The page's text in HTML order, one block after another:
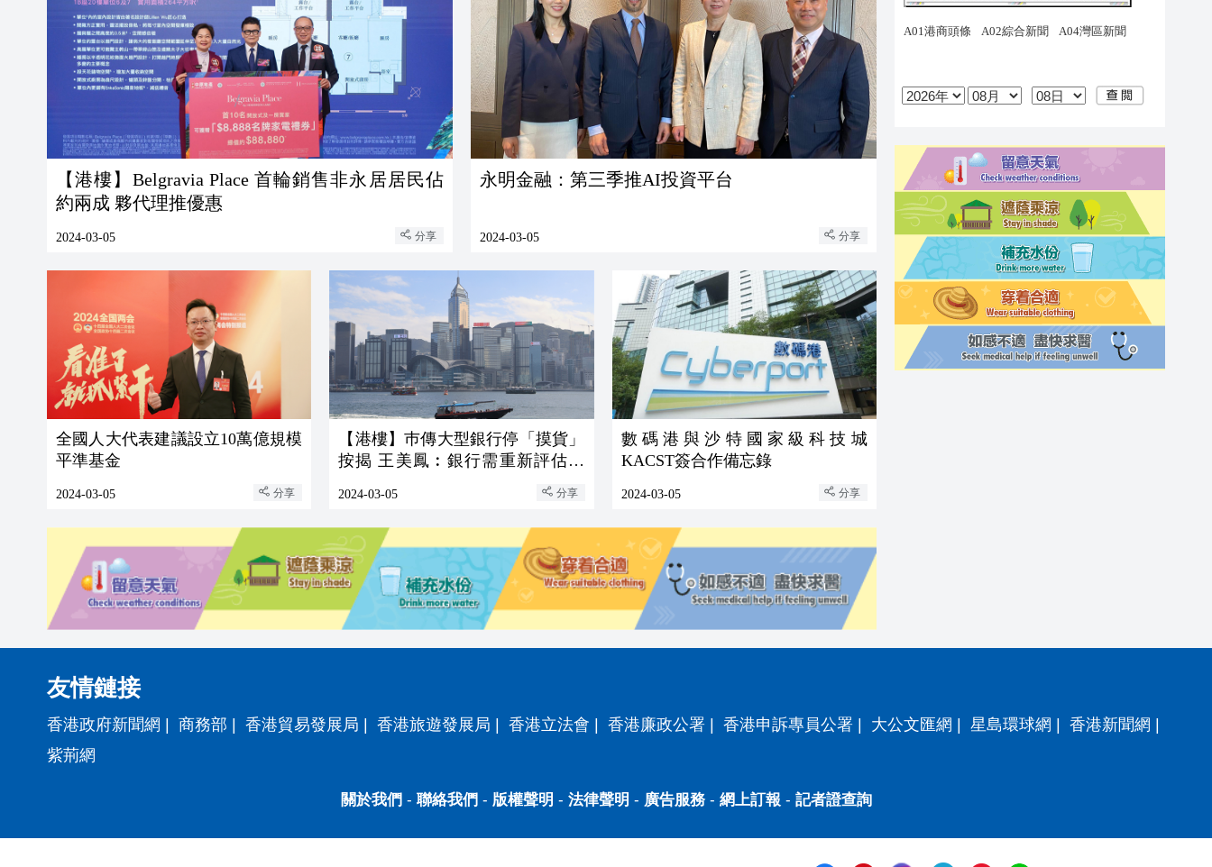
【港樓】Belgravia Place 首輪銷售非永居居民佔
約兩成 夥代理推優惠
2024-03-05 分享
永明金融：第三季推AI投資平台
2024-03-05 分享
全國人大代表建議設立10萬億規模
平準基金
2024-03-05 分享
【港樓】巿傳大型銀行停「摸貨」
按揭 王美鳳︰銀行需重新評估潛
2024-03-05 分享
數碼港與沙特國家級科技城
KACST簽合作備忘錄
2024-03-05 分享
友情鏈接
香港政府新聞網 商務部 香港貿易發展局 香港旅遊發展局 香港立法會 香港廉政公署 香港申訴專員公署 大公文匯網 星島環球網 香港新聞網
紫荊網
關於我們 - 聯絡我們 - 版權聲明 - 法律聲明 - 廣告服務- 網上訂報 - 記者證查詢